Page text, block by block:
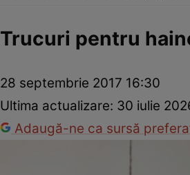
Trucuri pentru
28 septembrie 2017 16:30
Ultima actualizare: 30 iulie
Adaugă-ne ca sursă